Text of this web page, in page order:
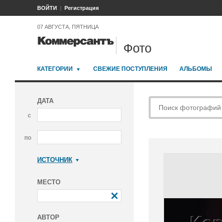
ВОЙТИ Регистрация
07 АВГУСТА, ПЯТНИЦА
Фото
КАТЕГОРИИ СВЕЖИЕ ПОСТУПЛЕНИЯ АЛЬБОМЫ
ДАТА
с
по
ИСТОЧНИК
МЕСТО
АВТОР